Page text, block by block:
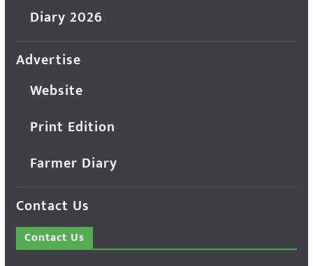
Diary 2026
Advertise
Website
Print Edition
Farmer Diary
Contact Us
Contact Us